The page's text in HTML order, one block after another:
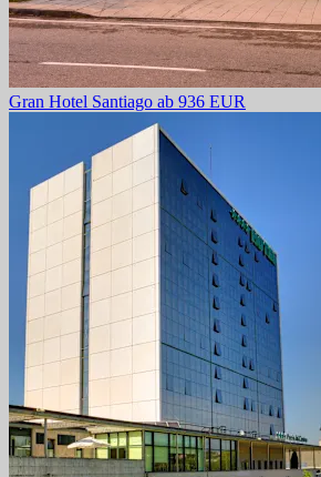
Gran Hotel Santiago ab 936 EUR